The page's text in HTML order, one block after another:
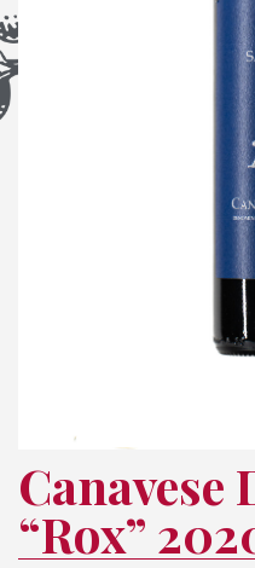
Canavese
“Rox”